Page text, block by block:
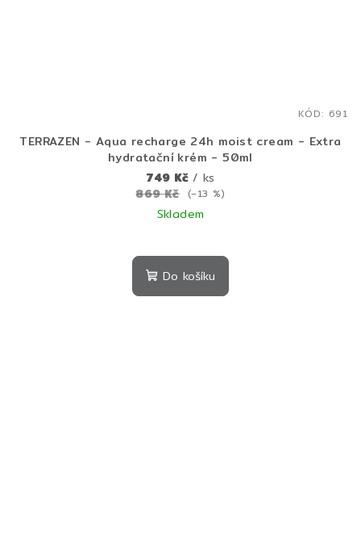
TERRAZEN - Aqua recharge 24h moist cream - Extra
hydratační krém - 50ml
749 Kč/ ks
869 Kč (–13 %)
Skladem
hodnocení
produktu
Do košíku
KÓD: 691